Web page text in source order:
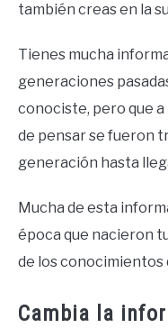
también creas en la
Tienes mucha
generaciones
conociste, pero que
de pensar se fueron
generación hasta
Mucha de esta
época que nacieron
de los conocimientos
Cambia la